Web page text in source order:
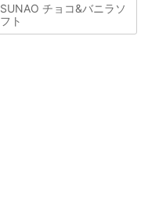
SUNAO チョコ&バニラソ
フト